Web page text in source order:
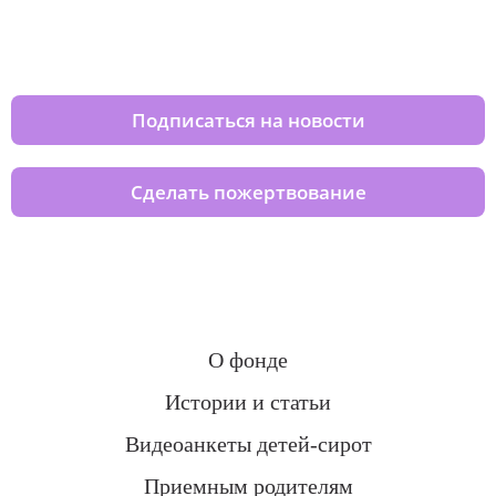
Подписаться на новости
Сделать пожертвование
О фонде
Истории и статьи
Видеоанкеты детей-сирот
Приемным родителям